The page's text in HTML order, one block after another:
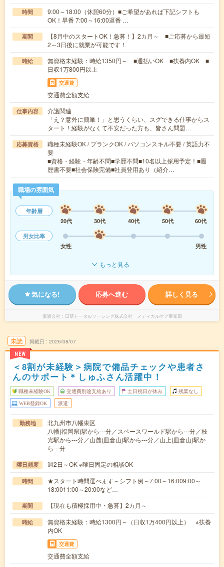
時間
9:00～18:00（休憩60分）■ご希望があれば下記シフトも
OK！早番 7:00～16:00遅番 …
期間
【8月中のスタートOK！急募！】2カ月～ ■ご応募から最短
2～3日後に就業が可能です！
時給
無資格未経験：時給1350円～ ■週払いOK ■扶養内OK ■
日収1万800円以上
交通費
交通費全額支給
仕事内容
介護関連
「え？意外に簡単！」と思うくらい、スグできる仕事からス
タート！経験がなくて不安だった方も、皆さん問題…
応募資格
職種未経験OK / ブランクOK / パソコンスキル不要 / 英語力不
要
■資格・経験・年齢不問■学歴不問■10名以上採用予定！■履
歴書不要■社会保険完備■社員登用あり（紹介…
職場の雰囲気
年齢層
20代
30代 40代 50代
60代
男女比率
女性
男性
もっと見る
気になる! 応募へ進む 詳しく見る
派遣会社 日研トータルソーシング株式会社 メディカルケア事業部
未読
NEW
掲載日 2026/08/07
＜8割が未経験＞病院で備品チェックや患者さ
んのサポート＊しゅふさん活躍中！
職種未経験OK 交通費別途支給あり 土日祝日が休み 残業なし
WEB登録OK 派遣
勤務地
北九州市八幡東区
八幡(福岡県)駅から---分／スペースワールド駅から---分／枝
光駅から---分／山麓(皿倉山)駅から---分／山上(皿倉山)駅か
ら---分
曜日頻度 週2日～OK ※曜日固定の相談OK
時間
★スタート時間選べます～シフト例～7:00～16:009:00～
18:0011:00～20:00など…
期間 【現在も積極採用中・急募】2カ月～
時給
無資格未経験：時給1300円～（日収1万400円以上） ※扶養
内OK
交通費
交通費全額支給